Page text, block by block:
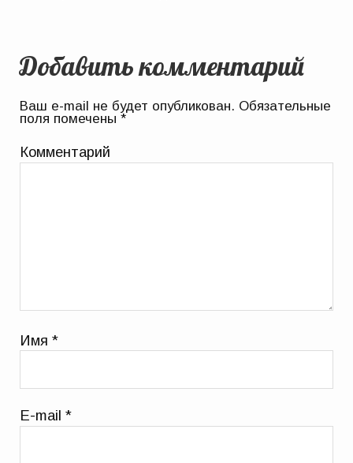
Добавить комментарий
Ваш e-mail не будет опубликован. Обязательные
поля помечены*
Комментарий
Имя*
E-mail*